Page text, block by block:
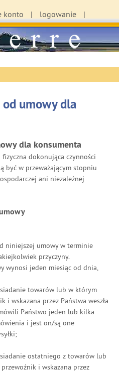
konto logowanie
umowy dla
dla konsumenta
dokonująca czynności
być w przeważającym stopniu
ani niezależnej
niniejszej umowy w terminie
przyczyny.
wynosi jeden miesiąc od dnia,
towarów lub w którym
i wskazana przez Państwa weszła
Państwo jeden lub kilka
i jest on/są one
ostatniego z towarów lub
i wskazana przez